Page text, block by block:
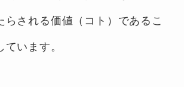
らされる価値（コト）であるこ
います。